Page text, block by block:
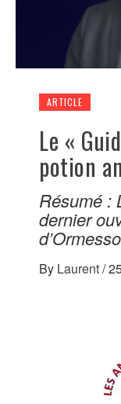
ARTICLE
Le «
potion
Résumé :
dernier
By Laurent/